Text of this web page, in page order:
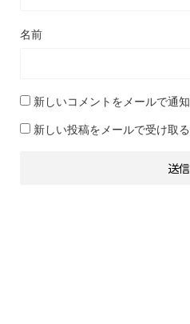
名前
新しいコメントをメールで通知
新しい投稿をメールで受け取る